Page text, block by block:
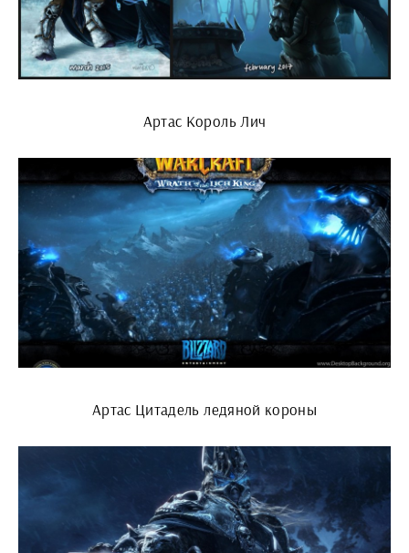
Артас Король Лич
Артас Цитадель ледяной короны